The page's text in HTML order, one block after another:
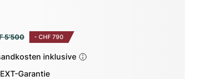
5’500 - CHF 790
inklusive
Garantie